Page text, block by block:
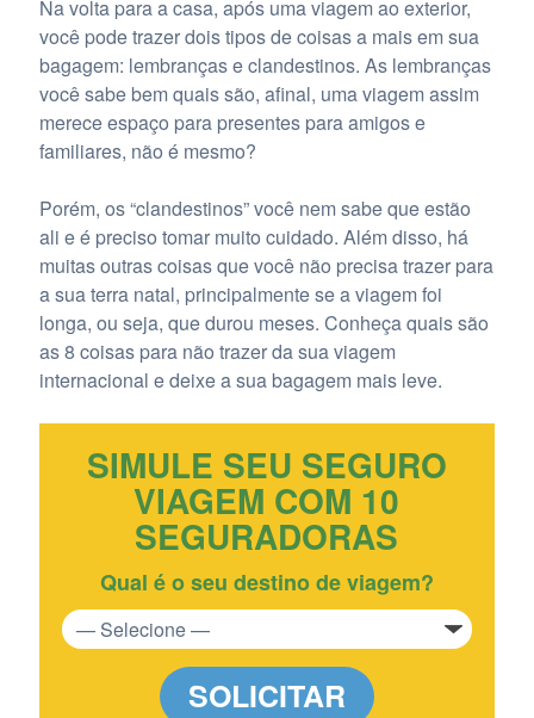
Na volta para a casa, após uma viagem ao exterior,
você pode trazer dois tipos de coisas a mais em sua
bagagem: lembranças e clandestinos. As lembranças
você sabe bem quais são, afinal, uma viagem assim
merece espaço para presentes para amigos e
familiares, não é mesmo?
Porém, os “clandestinos” você nem sabe que estão
ali e é preciso tomar muito cuidado. Além disso, há
muitas outras coisas que você não precisa trazer para
a sua terra natal, principalmente se a viagem foi
longa, ou seja, que durou meses. Conheça quais são
as 8 coisas para não trazer da sua viagem
internacional e deixe a sua bagagem mais leve.
SIMULE SEU SEGURO
VIAGEM COM 10
SEGURADORAS
Qual é o seu destino de viagem?
SOLICITAR